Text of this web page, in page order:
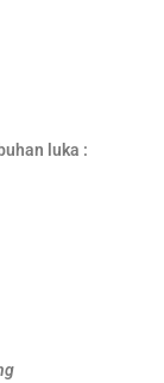
luka :